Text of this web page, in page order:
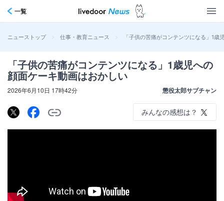
一覧
ニューストップ > 仕事・教育ニュース > 「子供の苦痛がコンテンツになる」1
「子供の苦痛がコンテンツになる」1歳児への
顔面ケーキ動画はおかしい
2026年6月10日 17時42分 懲役太郎サブチャン
みんなの感想は？